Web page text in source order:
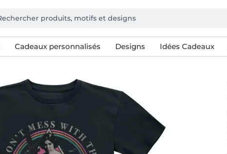
Cadeaux personnalisés Designs Idées Cadeaux